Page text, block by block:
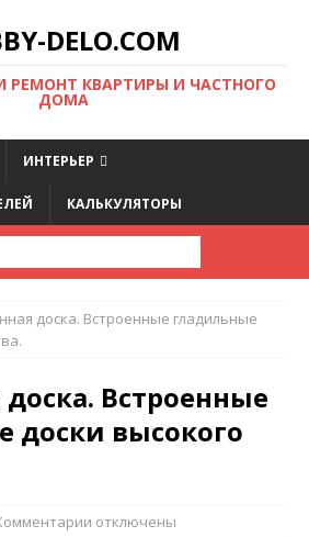
DELO.COM
РЕМОНТ КВАРТИРЫ И ЧАСТНОГО
ДОМА
ИНТЕРЬЕР
КАЛЬКУЛЯТОРЫ
доска. Встроенные гладильные
доска. Встроенные
доски высокого
отключены